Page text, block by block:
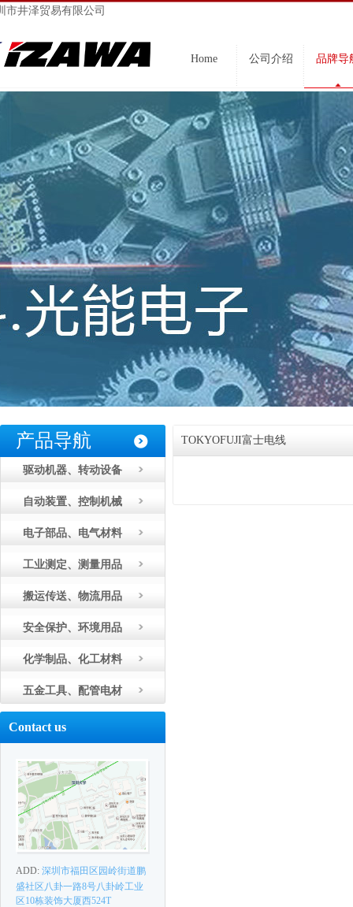
市井泽贸易有限公司
Home 公司介绍 品牌导
产品导航
驱动机器、转动设备
自动装置、控制机械
电子部品、电气材料
工业测定、测量用品
搬运传送、物流用品
安全保护、环境用品
化学制品、化工材料
五金工具、配管电材
Contact us
ADD: 深圳市福田区园岭街道鹏
盛社区八卦一路8号八卦岭工业
区10栋装饰大厦西524T
TOKYOFUJI富士电线